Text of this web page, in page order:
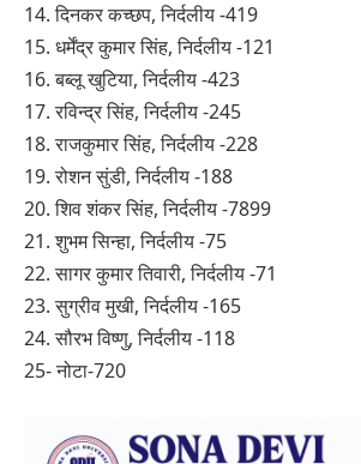
14. दिनकर कच्छप, निर्दलीय -419
15. धर्मेंद्र कुमार सिंह, निर्दलीय -121
16. बब्लू खुटिया, निर्दलीय -423
17. रविन्द्र सिंह, निर्दलीय -245
18. राजकुमार सिंह, निर्दलीय -228
19. रोशन सुंडी, निर्दलीय -188
20. शिव शंकर सिंह, निर्दलीय -7899
21. शुभम सिन्हा, निर्दलीय -75
22. सागर कुमार तिवारी, निर्दलीय -71
23. सुग्रीव मुखी, निर्दलीय -165
24. सौरभ विष्णु, निर्दलीय -118
25- नोटा-720